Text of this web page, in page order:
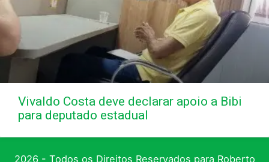
Vivaldo Costa deve declarar apoio a Bibi
para deputado estadual
2026 - Todos os Direitos Reservados para Roberto